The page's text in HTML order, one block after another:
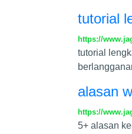
tutorial
https://
tutorial
alasan
https://
5+ alasan